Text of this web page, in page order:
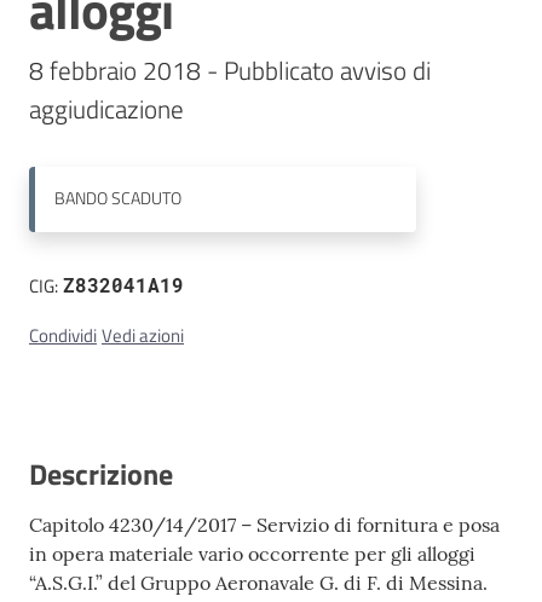
8 febbraio 2018 - Pubblicato avviso di
aggiudicazione
BANDOSCADUTO
CIG:Z832041A19
CondividiVedi azioni
Descrizione
Capitolo 4230/14/2017 – Servizio di fornitura e posa
in opera materiale vario occorrente per gli alloggi
“A.S.G.I.” del Gruppo Aeronavale G. di F. di Messina.